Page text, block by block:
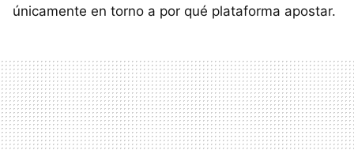
únicamente en torno a por qué plataforma apostar.